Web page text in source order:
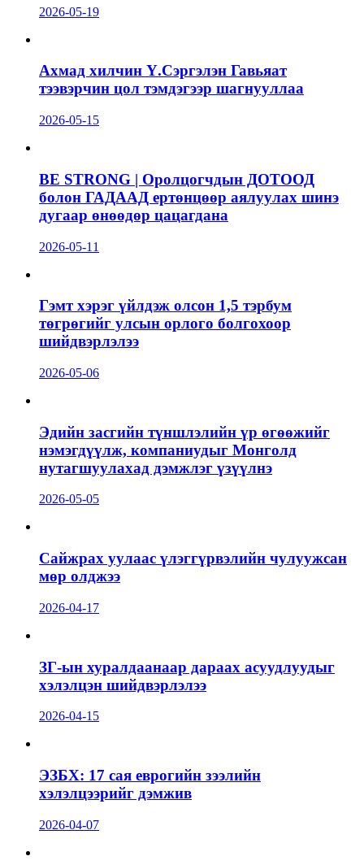
2026-05-19
Ахмад хилчин Ү.Сэргэлэн Гавьяат
тээвэрчин цол тэмдэгээр шагнууллаа
2026-05-15
BE STRONG | Оролцогчдын ДОТООД
болон ГАДААД ертөнцөөр аялуулах шинэ
дугаар өнөөдөр цацагдана
2026-05-11
Гэмт хэрэг үйлдэж олсон 1,5 тэрбум
төгрөгийг улсын орлого болгохоор
шийдвэрлэлээ
2026-05-06
Эдийн засгийн түншлэлийн үр өгөөжийг
нэмэгдүүлж, компаниудыг Монголд
нутагшуулахад дэмжлэг үзүүлнэ
2026-05-05
Сайжрах уулаас үлэггүрвэлийн чулуужсан
мөр олджээ
2026-04-17
ЗГ-ын хуралдаанаар дараах асуудлуудыг
хэлэлцэн шийдвэрлэлээ
2026-04-15
ЭЗБХ: 17 сая еврогийн зээлийн
хэлэлцээрийг дэмжив
2026-04-07